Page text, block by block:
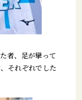
者、足が攣って
それぞれでした